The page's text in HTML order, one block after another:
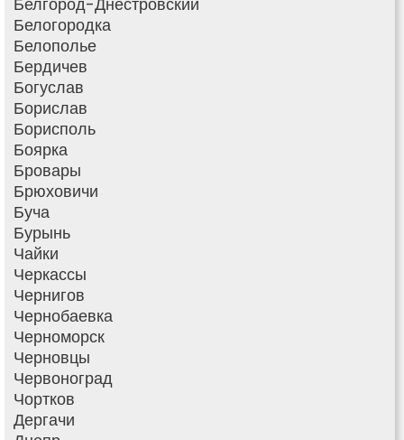
Ашан доставка
Белогородка
Белополье
Бердичев
Богуслав
Борислав
Борисполь
Боярка
Бровары
Брюховичи
Буча
Бурынь
Чайки
Черкассы
Чернигов
Чернобаевка
Черноморск
Черновцы
Червоноград
Чортков
Дергачи